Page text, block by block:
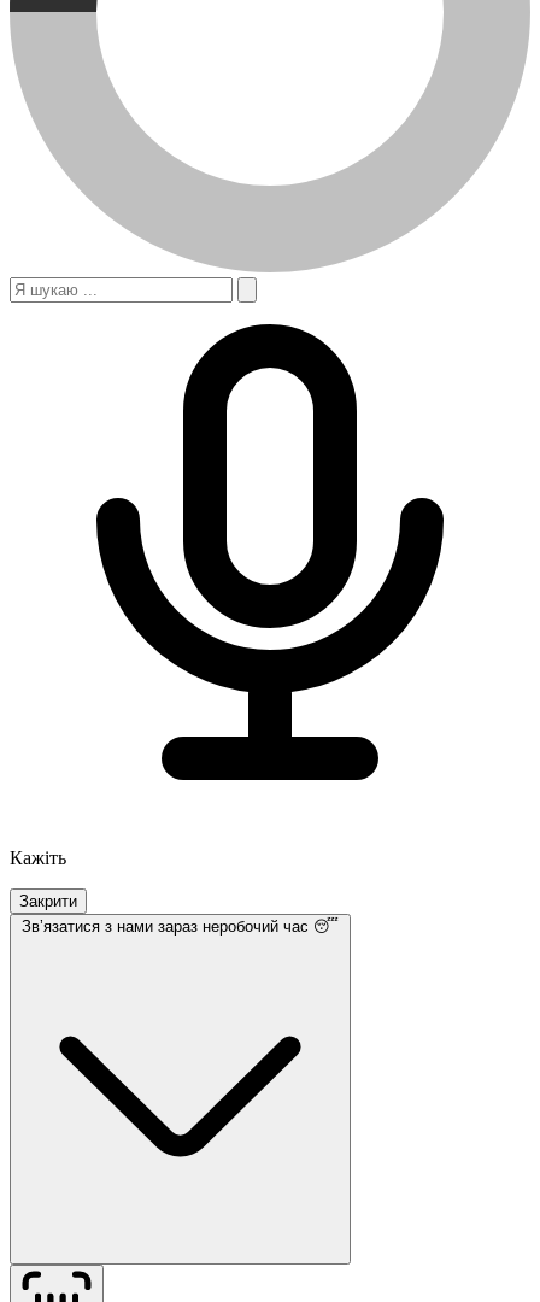
Кажіть
Закрити
Звʼязатися з нами зараз неробочий час 😴